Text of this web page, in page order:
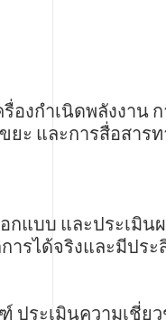
งกำเนิดพลังงาน
ะ และการสื่อสารท
กแบบ และประเมิ
ารได้จริงและมีปร
ประเมินความเชี่